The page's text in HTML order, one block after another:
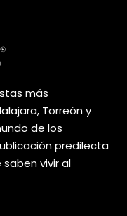
más
Torreón y
de los
predilecta
vivir al